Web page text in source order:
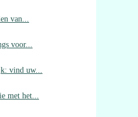
van...
voor...
vind uw...
met het...